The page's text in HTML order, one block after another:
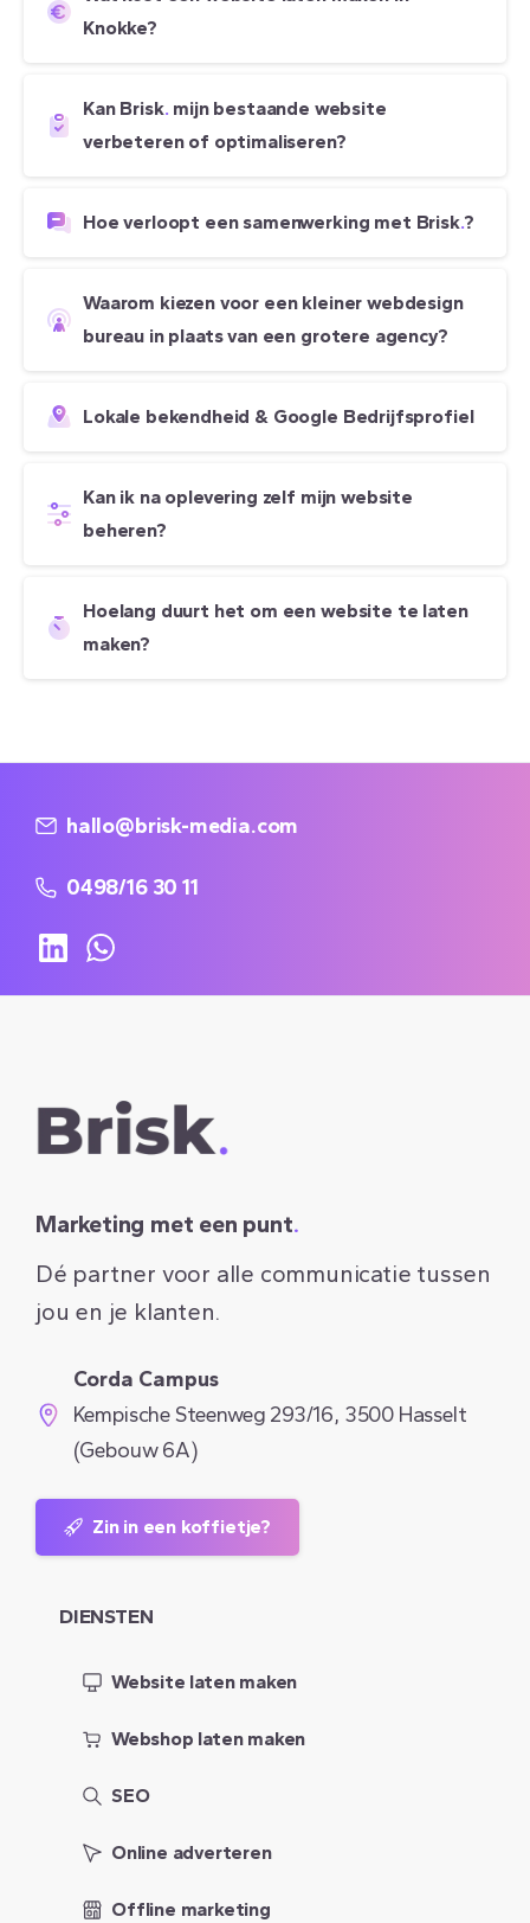
Knokke?
Kan Brisk. mijn bestaande website
verbeteren of optimaliseren?
Hoe verloopt een samenwerking met Brisk.?
Waarom kiezen voor een kleiner webdesign
bureau in plaats van een grotere agency?
Lokale bekendheid & Google Bedrijfsprofiel
Kan ik na oplevering zelf mijn website
beheren?
Hoelang duurt het om een website te laten
maken?
hallo@brisk-media.com
0498/16 30 11
Marketing met een punt.
Dé partner voor alle communicatie tussen
jou en je klanten.
Corda Campus
Kempische Steenweg 293/16, 3500 Hasselt
(Gebouw 6A)
Zin in een koffietje?
DIENSTEN
Website laten maken
Webshop laten maken
SEO
Online adverteren
Offline marketing